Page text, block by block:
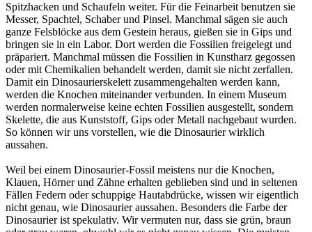
Spitzhacken und Schaufeln weiter. Für die Feinarbeit benutzen sie
Messer, Spachtel, Schaber und Pinsel. Manchmal sägen sie auch
ganze Felsblöcke aus dem Gestein heraus, gießen sie in Gips und
bringen sie in ein Labor. Dort werden die Fossilien freigelegt und
präpariert. Manchmal müssen die Fossilien in Kunstharz gegossen
oder mit Chemikalien behandelt werden, damit sie nicht zerfallen.
Damit ein Dinosaurierskelett zusammengehalten werden kann,
werden die Knochen miteinander verbunden. In einem Museum
werden normalerweise keine echten Fossilien ausgestellt, sondern
Skelette, die aus Kunststoff, Gips oder Metall nachgebaut wurden.
So können wir uns vorstellen, wie die Dinosaurier wirklich
aussahen.
Weil bei einem Dinosaurier-Fossil meistens nur die Knochen,
Klauen, Hörner und Zähne erhalten geblieben sind und in seltenen
Fällen Federn oder schuppige Hautabdrücke, wissen wir eigentlich
nicht genau, wie Dinosaurier aussahen. Besonders die Farbe der
Dinosaurier ist spekulativ. Wir vermuten nur, dass sie grün, braun